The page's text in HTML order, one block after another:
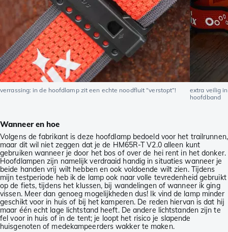
verrassing: in de hoofdlamp zit een echte noodfluit “verstopt”!
extra veilig
hoofdband
Wanneer en hoe
Volgens de fabrikant is deze hoofdlamp bedoeld voor het trailrunnen,
maar dit wil niet zeggen dat je de HM65R-T V2.0 alleen kunt
gebruiken wanneer je door het bos of over de hei rent in het donker.
Hoofdlampen zijn namelijk verdraaid handig in situaties wanneer je
beide handen vrij wilt hebben en ook voldoende wilt zien. Tijdens
mijn testperiode heb ik de lamp ook naar volle tevredenheid gebruikt
op de fiets, tijdens het klussen, bij wandelingen of wanneer ik ging
vissen. Meer dan genoeg mogelijkheden dus! Ik vind de lamp minder
geschikt voor in huis of bij het kamperen. De reden hiervan is dat hij
maar één echt lage lichtstand heeft. De andere lichtstanden zijn te
fel voor in huis of in de tent; je loopt het risico je slapende
huisgenoten of medekampeerders wakker te maken.